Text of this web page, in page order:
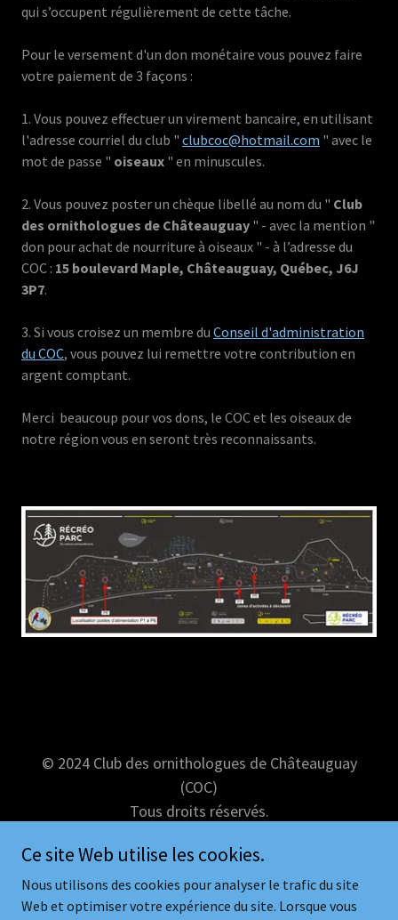
qui s’occupent régulièrement de cette tâche.
Pour le versement d'un don monétaire vous pouvez faire
votre paiement de 3 façons :
1. Vous pouvez effectuer un virement bancaire, en utilisant
l'adresse courriel du club " clubcoc@hotmail.com " avec le
mot de passe " oiseaux " en minuscules.
2. Vous pouvez poster un chèque libellé au nom du " Club
des ornithologues de Châteauguay " - avec la mention "
don pour achat de nourriture à oiseaux " - à l’adresse du
COC : 15 boulevard Maple, Châteauguay, Québec, J6J
3P7.
3. Si vous croisez un membre du Conseil d'administration
du COC, vous pouvez lui remettre votre contribution en
argent comptant.
Merci beaucoup pour vos dons, le COC et les oiseaux de
notre région vous en seront très reconnaissants.
© 2024 Club des ornithologues de Châteauguay
(COC)
Tous droits réservés.
Pour toute correspondance:
Courriel: clubcoc@hotmail.com
Site web : www.clubcoc.ca
Ce site Web utilise les cookies.
Nous utilisons des cookies pour analyser le trafic du site
Web et optimiser votre expérience du site. Lorsque vous